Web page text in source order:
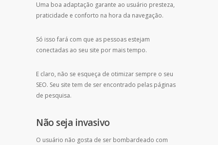
Uma boa adaptação garante ao usuário presteza,
praticidade e conforto na hora da navegação.
Só isso fará com que as pessoas estejam
conectadas ao seu site por mais tempo.
E claro, não se esqueça de otimizar sempre o seu
SEO. Seu site tem de ser encontrado pelas páginas
de pesquisa.
Não seja invasivo
O usuário não gosta de ser bombardeado com